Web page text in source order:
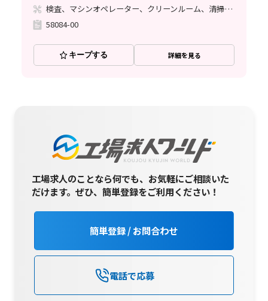
検査、マシンオペレーター、クリーンルーム、清掃・洗浄、フォークリフト、立ち作業
58084-00
キープする 詳細を見る
工場求人のことなら何でも、お気軽にご相談いた
だけます。ぜひ、簡単登録をご利用ください！
簡単登録 / お問合わせ
電話で応募